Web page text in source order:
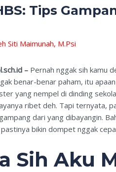
Tips
Siti Maimunah, M.Psi
– Pernah nggak sih kamu
benar-benar paham, itu
yang nempel di dinding
ribet deh. Tapi ternyata,
dari yang dibayangin.
bikin dompet nggak
Sih Aku